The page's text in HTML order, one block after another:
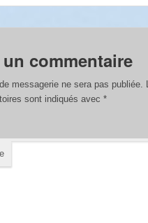
commentaire
messagerie ne sera pas publiée.
sont indiqués avec*